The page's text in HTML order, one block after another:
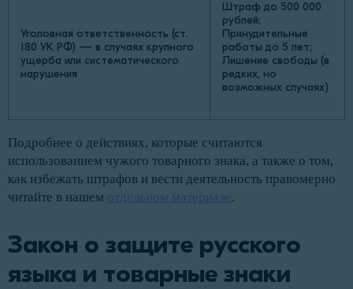
Уголовная ответственность (ст.
180 УК РФ) — в случаях крупного
ущерба или систематического
нарушения
Штраф до 500 000
рублей;
Принудительные
работы до 5 лет;
Лишение свободы (в
редких, но
возможных случаях)
Подробнее о действиях, которые считаются
использованием чужого товарного знака, а также о том,
как избежать штрафов и вести деятельность правомерно
читайте в нашем отдельном материале.
Закон о защите русского
языка и товарные знаки